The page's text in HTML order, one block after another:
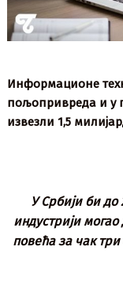
Информационе
пољопривреда и у
извезли 1,5
У Србији би до
индустрији
повећа за чак три